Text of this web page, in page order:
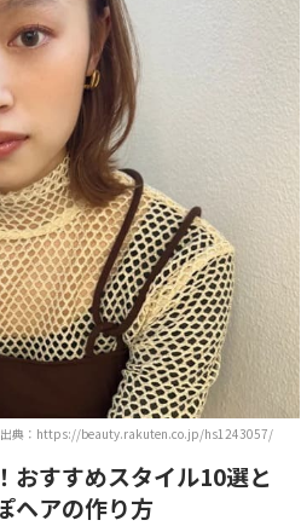
出典：https://beauty.rakuten.co.jp/hs1243057/
おすすめスタイル10選と
ヘアの作り方